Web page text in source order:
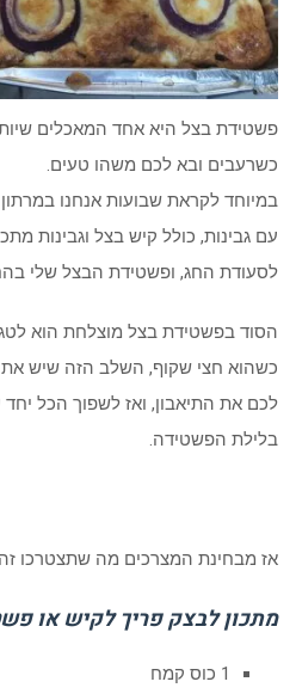
פשטידת בצל היא אחד המאכלים
כשרעבים ובא לכם משהו טעים.
במיוחד לקראת שבועות אנחנו
עם גבינות, כולל קיש בצל וגבינות
לסעודת החג, ופשטידת הבצל שלי
הסוד בפשטידת בצל מוצלחת הוא
כשהוא חצי שקוף, השלב הזה שיש
לכם את התיאבון, ואז לשפוך הכל
בלילת הפשטידה.
אז מבחינת המצרכים מה שתצטרכו
מתכון לבצק פריך לקיש או
1 כוס קמח